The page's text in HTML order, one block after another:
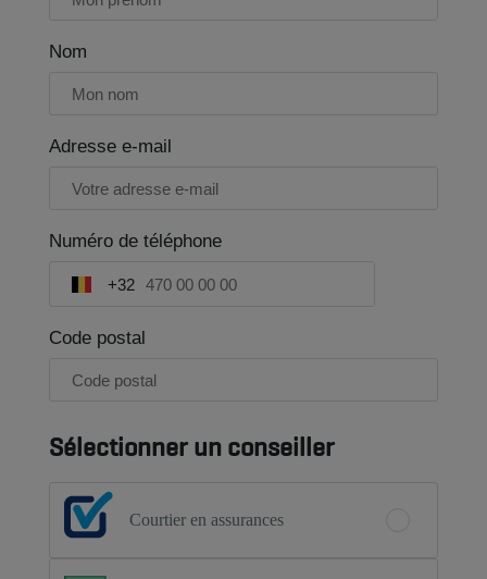
Nom
Adresse e-mail
Numéro de téléphone
+32
Code postal
Sélectionner un conseiller
Courtier en assurances